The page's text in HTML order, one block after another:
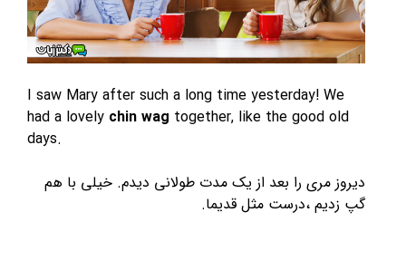
I saw Mary after such a long time yesterday! We
had a lovely chin wag together, like the good old
days.
دیروز مری را بعد از یک مدت طولانی دیدم. خیلی با هم
گپ زدیم ،درست مثل قدیما.